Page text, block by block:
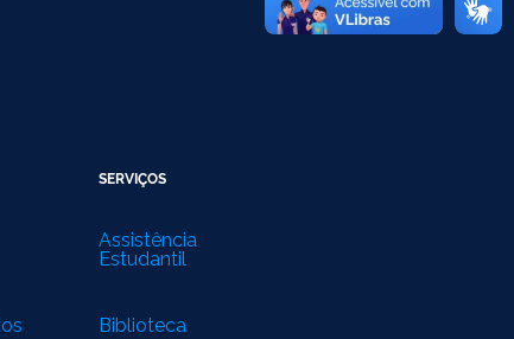
SERVIÇOS
Assistência
Estudantil
Biblioteca